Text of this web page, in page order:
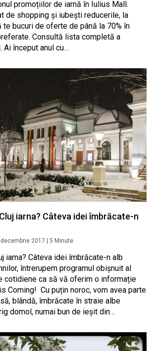
promoțiilor de iarnă în Iulius Mall.
de shopping și iubești reducerile, la
te bucuri de oferte de până la 70% în
Consultă lista completă a
Ai început anul cu…
iarna? Câteva idei îmbrăcate-n
2017 5 Minute
iarna? Câteva idei îmbrăcate-n alb
întrerupem programul obișnuit al
cotidiene ca să vă oferim o informație
Coming! Cu puțin noroc, vom avea parte
blândă, îmbrăcate în straie albe
domol, numai bun de ieșit din…